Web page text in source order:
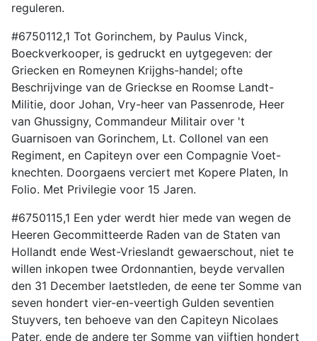
reguleren.
#6750112,1 Tot Gorinchem, by Paulus Vinck,
Boeckverkooper, is gedruckt en uytgegeven: der
Griecken en Romeynen Krijghs-handel; ofte
Beschrijvinge van de Grieckse en Roomse Landt-
Militie, door Johan, Vry-heer van Passenrode, Heer
van Ghussigny, Commandeur Militair over 't
Guarnisoen van Gorinchem, Lt. Collonel van een
Regiment, en Capiteyn over een Compagnie Voet-
knechten. Doorgaens verciert met Kopere Platen, In
Folio. Met Privilegie voor 15 Jaren.
#6750115,1 Een yder werdt hier mede van wegen de
Heeren Gecommitteerde Raden van de Staten van
Hollandt ende West-Vrieslandt gewaerschout, niet te
willen inkopen twee Ordonnantien, beyde vervallen
den 31 December laetstleden, de eene ter Somme van
seven hondert vier-en-veertigh Gulden seventien
Stuyvers, ten behoeve van den Capiteyn Nicolaes
Pater, ende de andere ter Somme van vijftien hondert